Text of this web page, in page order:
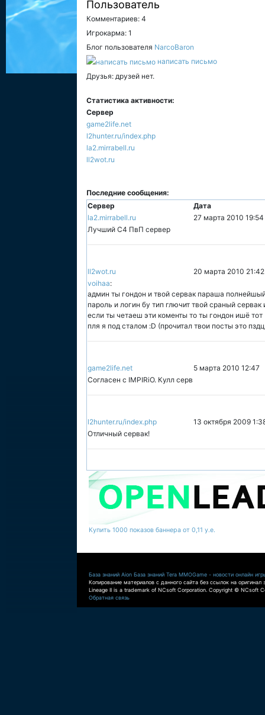
Пользователь
Комментариев: 4
Игрокарма: 1
Блог пользователя NarcoBaron
написать письмо
Друзья: друзей нет.
Статистика активности:
Сервер
game2life.net
l2hunter.ru/index.php
la2.mirrabell.ru
ll2wot.ru
Последние сообщения:
Сервер
Дата
la2.mirrabell.ru
27 марта 2010 19:54
Лучший С4 ПвП сервер
ll2wot.ru
20 марта 2010 21:42
voihaa:
админ ты гондон и твой сервак параша
пароль и логин бу тип глючит твой сраный
если ты четаеш эти коменты то ты гондон ишё тот
пля я под сталом :D (прочитал твои посты это
game2life.net
5 марта 2010 12:47
Согласен с IMPIRiO. Кулл серв
l2hunter.ru/index.php
13 октября 2009
Отличный сервак!
Купить 1000 показов баннера от 0,11 у.е.
База знаний Aion База знаний Tera MMOGame - новости онлайн
Копирование материалов с данного сайта без ссылок на оригинал
Lineage II is a trademark of NCsoft Corporation. Copyright © NCsoft
Обратная связь